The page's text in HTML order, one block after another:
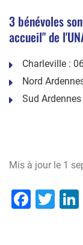
3 bénévoles
accueil" de
Charleville :
Nord
Sud
Mis à jour le 1